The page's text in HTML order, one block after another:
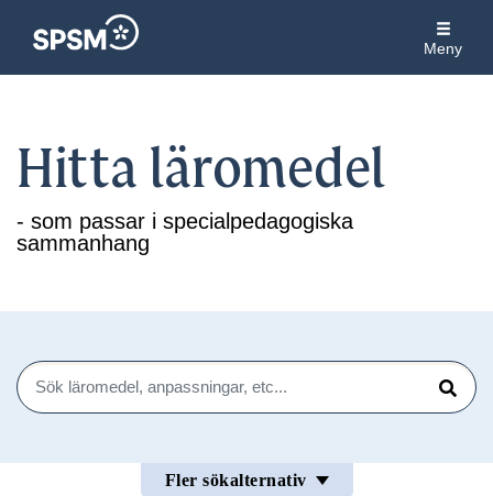
Meny
Hitta läromedel
- som passar i specialpedagogiska
sammanhang
Sök
Sök
Fler sökalternativ